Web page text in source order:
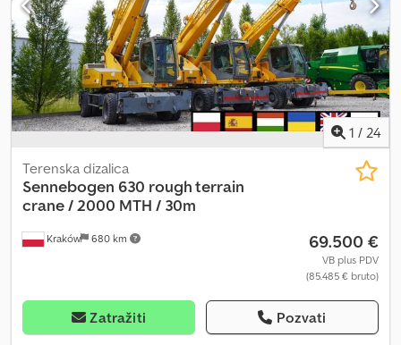
1 / 24
Kraków 680 km
Terenska dizalica
Sennebogen 630 rough terrain
crane / 2000 MTH / 30m
69.500 €
VB plus PDV
(85.485 € bruto)
Zatražiti Pozvati